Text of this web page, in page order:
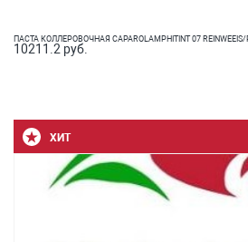
ПАСТА КОЛЛЕРОВОЧНАЯ CAPAROLAMPHITINT 07
10211.2 руб.
ХИТ